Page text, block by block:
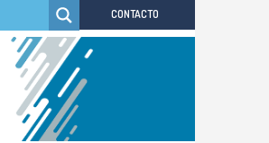
CONTACTO